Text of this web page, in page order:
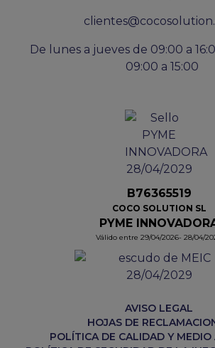
De lunes a jueves de 09:00 a
09:00 a 15:00
B76365519
COCO SOLUTION SL
PYME
Válido entre 29/04/2026- 28/04/
AVISO LEGAL
HOJAS DE
POLÍTICA DE CALIDAD Y MEDIO